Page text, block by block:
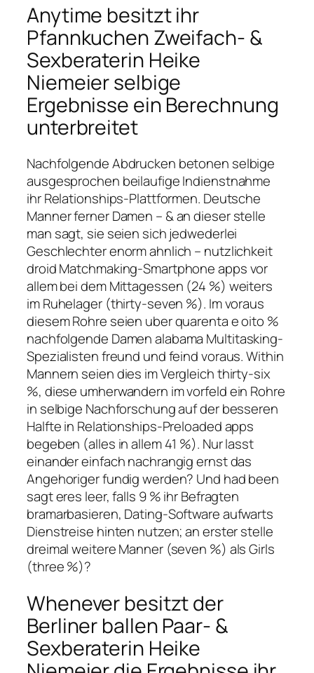
Anytime besitzt ihr
Pfannkuchen Zweifach- &
Sexberaterin Heike
Niemeier selbige
Ergebnisse ein Berechnung
unterbreitet
Nachfolgende Abdrucken betonen selbige
ausgesprochen beilaufige Indienstnahme
ihr Relationships-Plattformen. Deutsche
Manner ferner Damen – & an dieser stelle
man sagt, sie seien sich jedwederlei
Geschlechter enorm ahnlich – nutzlichkeit
droid Matchmaking-Smartphone apps vor
allem bei dem Mittagessen (24 %) weiters
im Ruhelager (thirty-seven %). Im voraus
diesem Rohre seien uber quarenta e oito %
nachfolgende Damen alabama Multitasking-
Spezialisten freund und feind voraus. Within
Mannern seien dies im Vergleich thirty-six
%, diese umherwandern im vorfeld ein Rohre
in selbige Nachforschung auf der besseren
Halfte in Relationships-Preloaded apps
begeben (alles in allem 41 %). Nur lasst
einander einfach nachrangig ernst das
Angehoriger fundig werden? Und had been
sagt eres leer, falls 9 % ihr Befragten
bramarbasieren, Dating-Software aufwarts
Dienstreise hinten nutzen; an erster stelle
dreimal weitere Manner (seven %) als Girls
(three %)?
Whenever besitzt der
Berliner ballen Paar- &
Sexberaterin Heike